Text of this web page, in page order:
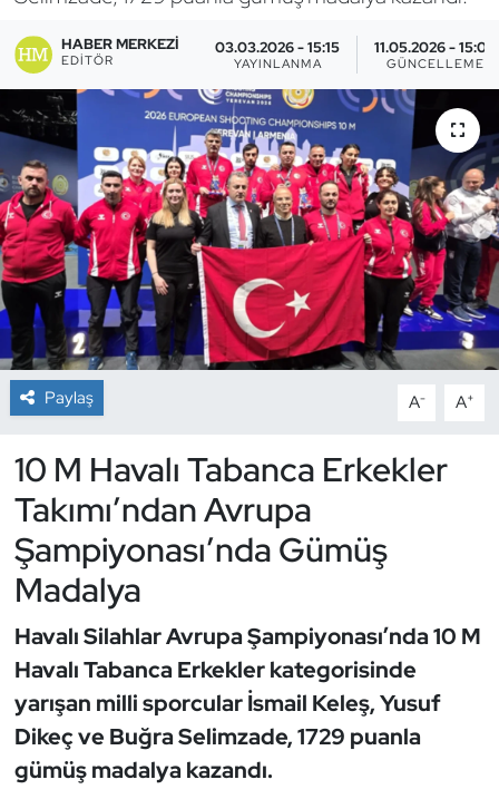
HABER MERKEZI
EDITÖR
03.03.2026 - 15:15
YAYINLANMA
11.05.2026 - 15:03
GÜNCELLEME
Paylaş A- A+
10 M Havalı Tabanca Erkekler
Takımı’ndan Avrupa
Şampiyonası’nda Gümüş
Madalya
Havalı Silahlar Avrupa Şampiyonası’nda 10 M
Havalı Tabanca Erkekler kategorisinde
yarışan milli sporcular İsmail Keleş, Yusuf
Dikeç ve Buğra Selimzade, 1729 puanla
gümüş madalya kazandı.
Briç
Buz Hokeyi
Buz Pateni
Çim Hokeyi
Cimnastik
Curling
Dağcılık
Dövüş Sanatı
E-Spor
Eskrim
Futbol
Futsal
Genel